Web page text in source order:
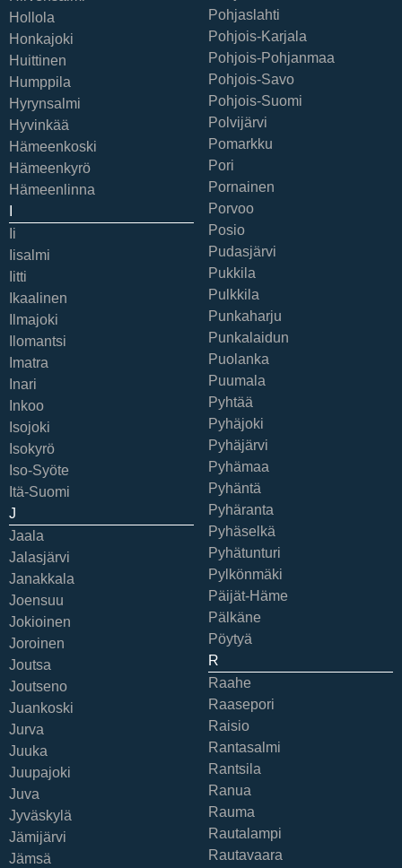
Hollola
Honkajoki
Huittinen
Humppila
Hyrynsalmi
Hyvinkää
Hämeenkoski
Hämeenkyrö
Hämeenlinna
Ii
Iisalmi
Iitti
Ikaalinen
Ilmajoki
Ilomantsi
Imatra
Inari
Inkoo
Isojoki
Isokyrö
Iso-Syöte
Itä-Suomi
J
Jaala
Jalasjärvi
Janakkala
Joensuu
Jokioinen
Joroinen
Joutsa
Joutseno
Juankoski
Jurva
Juuka
Juupajoki
Juva
Jyväskylä
Jämijärvi
Jämsä
Pohjaslahti
Pohjois-Karjala
Pohjois-Pohjanmaa
Pohjois-Savo
Pohjois-Suomi
Polvijärvi
Pomarkku
Pori
Pornainen
Porvoo
Posio
Pudasjärvi
Pukkila
Pulkkila
Punkaharju
Punkalaidun
Puolanka
Puumala
Pyhtää
Pyhäjoki
Pyhäjärvi
Pyhämaa
Pyhäntä
Pyhäranta
Pyhäselkä
Pyhätunturi
Pylkönmäki
Päijät-Häme
Pälkäne
Pöytyä
R
Raahe
Raasepori
Raisio
Rantasalmi
Rantsila
Ranua
Rauma
Rautalampi
Rautavaara